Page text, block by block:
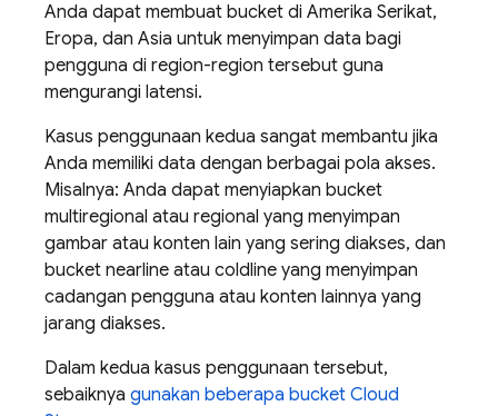
Anda dapat membuat bucket di Amerika Serikat,
Eropa, dan Asia untuk menyimpan data bagi
pengguna di region-region tersebut guna
mengurangi latensi.
Kasus penggunaan kedua sangat membantu jika
Anda memiliki data dengan berbagai pola akses.
Misalnya: Anda dapat menyiapkan bucket
multiregional atau regional yang menyimpan
gambar atau konten lain yang sering diakses, dan
bucket nearline atau coldline yang menyimpan
cadangan pengguna atau konten lainnya yang
jarang diakses.
Dalam kedua kasus penggunaan tersebut,
sebaiknya gunakan beberapa bucket Cloud